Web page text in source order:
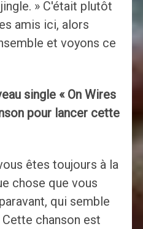
» C'était plutôt
amis ici, alors
et voyons ce
single « On Wires
pour lancer cette
êtes toujours à la
chose que vous
qui semble
chanson est